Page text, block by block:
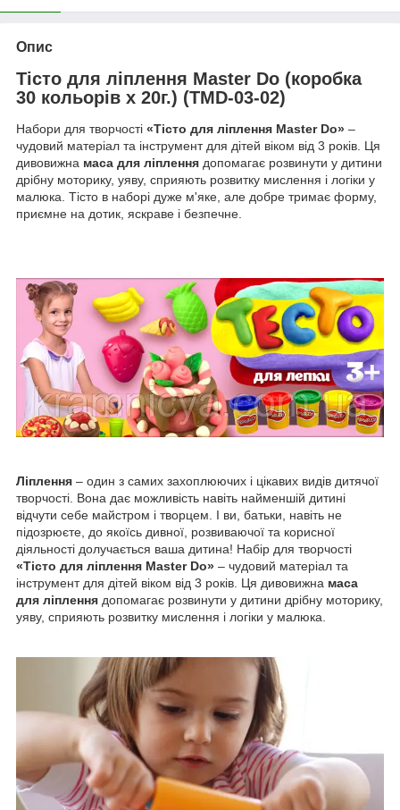
Опис
Тісто для ліплення Master Do (коробка
30 кольорів х 20г.) (ТМD-03-02)
Набори для творчості «Тісто для ліплення Master Do» –
чудовий матеріал та інструмент для дітей віком від 3 років. Ця
дивовижна маса для ліплення допомагає розвинути у дитини
дрібну моторику, уяву, сприяють розвитку мислення і логіки у
малюка. Тісто в наборі дуже м'яке, але добре тримає форму,
приємне на дотик, яскраве і безпечне.
Ліплення – один з самих захоплюючих і цікавих видів дитячої
творчості. Вона дає можливість навіть найменшій дитині
відчути себе майстром і творцем. І ви, батьки, навіть не
підозрюєте, до якоїсь дивної, розвиваючої та корисної
діяльності долучається ваша дитина! Набір для творчості
«Тісто для ліплення Master Do» – чудовий матеріал та
інструмент для дітей віком від 3 років. Ця дивовижна маса
для ліплення допомагає розвинути у дитини дрібну моторику,
уяву, сприяють розвитку мислення і логіки у малюка.